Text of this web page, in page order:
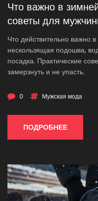
Что важно в
советы для
Что действительно важно
нескользящая подошва,
посадка. Практические
замерзнуть и не упасть.
0 Мужская мода
ПОДРОБНЕЕ